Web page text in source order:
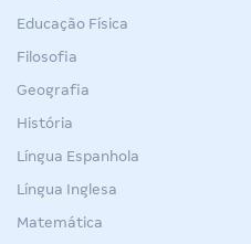
Educação Física
Filosofia
Geografia
História
Língua Espanhola
Língua Inglesa
Matemática